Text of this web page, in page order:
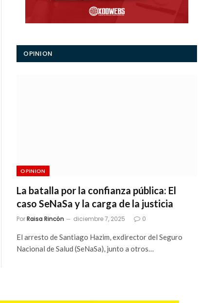
OPINION
OPINION
La batalla por la confianza pública: El
caso SeNaSa y la carga de la justicia
PorRaisa Rincón diciembre 7, 2025 0
El arresto de Santiago Hazim, exdirector del Seguro
Nacional de Salud (SeNaSa), junto a otros…